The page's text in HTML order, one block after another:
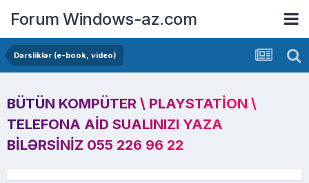
Forum Windows-az.com
Dərsliklər (e-book, video)
BÜTÜN KOMPÜTER \ PLAYSTATION \
TELEFONA AID SUALINIZI YAZA
BILƏRSINIZ 055 226 96 22